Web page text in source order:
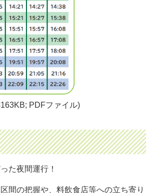
PDFファイル)
た夜間運行！
間の把握や、料飲食店等への立ち寄